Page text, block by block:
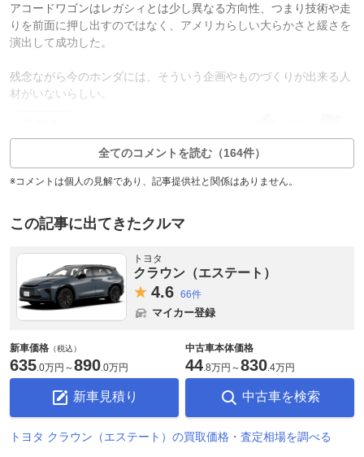
アコードワゴンはレガシィとは少し異なる方向性、つまり技術や走
りを前面に押し出すのではなく、アメリカらしい大らかさと緩さを
演出して成功した。
残念ながら今のホンダには、そういう企画やものづくりが出来る人
材がいないらしい。
全てのコメントを読む（164件）
※コメントは個人の見解であり、記事提供社と関係はありません。
この記事に出てきたクルマ
トヨタ
クラウン（エステート）
4.6 66件
マイカー登録
新車価格 （税込）
635.0万円 ～890.0万円
新車見積り
中古車本体価格
44.8万円 ～830.4万円
中古車を検索
トヨタ クラウン（エステート）の買取価格・査定相場を調べる